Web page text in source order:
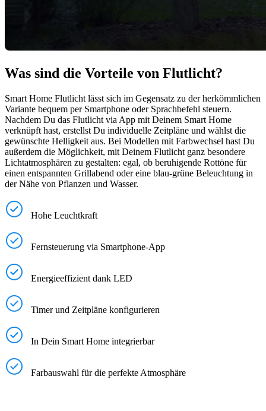
Was sind die Vorteile von Flutlicht?
Smart Home Flutlicht lässt sich im Gegensatz zu der herkömmlichen
Variante bequem per Smartphone oder Sprachbefehl steuern.
Nachdem Du das Flutlicht via App mit Deinem Smart Home
verknüpft hast, erstellst Du individuelle Zeitpläne und wählst die
gewünschte Helligkeit aus. Bei Modellen mit Farbwechsel hast Du
außerdem die Möglichkeit, mit Deinem Flutlicht ganz besondere
Lichtatmosphären zu gestalten: egal, ob beruhigende Rottöne für
einen entspannten Grillabend oder eine blau-grüne Beleuchtung in
der Nähe von Pflanzen und Wasser.
Hohe Leuchtkraft
Fernsteuerung via Smartphone-App
Energieeffizient dank LED
Timer und Zeitpläne konfigurieren
In Dein Smart Home integrierbar
Farbauswahl für die perfekte Atmosphäre